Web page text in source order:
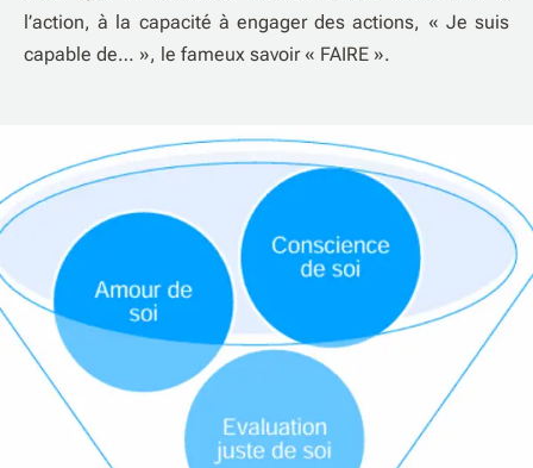
l’action, à la capacité à engager des actions, « Je suis
capable de… », le fameux savoir « FAIRE ».